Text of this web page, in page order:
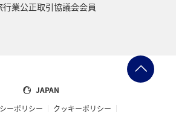
行業公正取引協議会会員
JAPAN
ーポリシー
クッキーポリシー